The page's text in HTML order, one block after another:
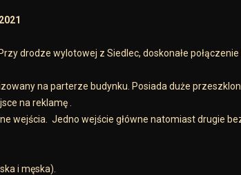
drodze wylotowej z Siedlec, doskonałe
na parterze budynku. Posiada duże
na reklamę .
wejścia. Jedno wejście główne natomiast drugie
i męska).